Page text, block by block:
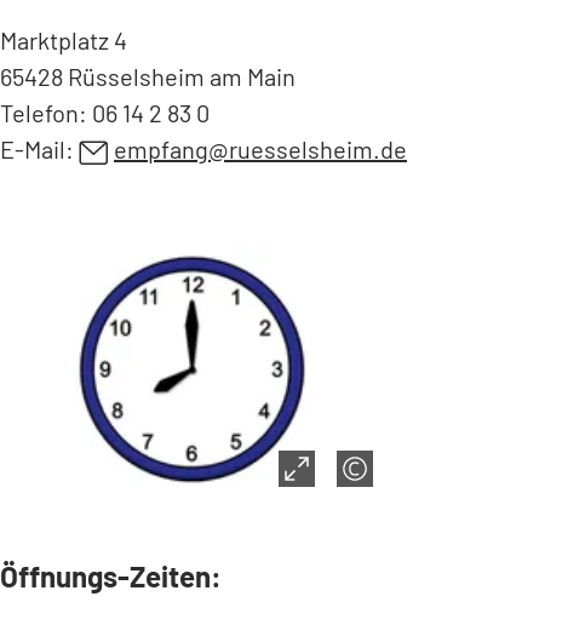
Marktplatz 4
65428 Rüsselsheim am Main
Telefon: 06 14 2 83 0
E-Mail:
empfang ruesselsheim de
Öffnungs-Zeiten: